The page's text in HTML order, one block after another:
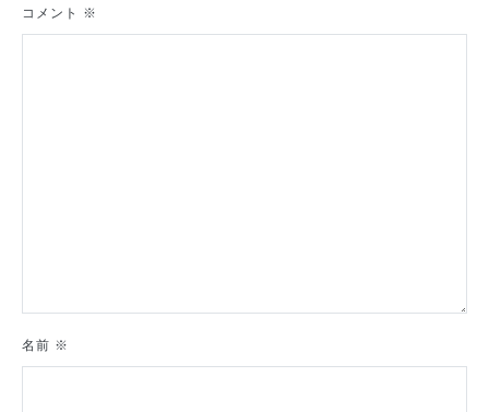
シ
コメント ※
名前 ※